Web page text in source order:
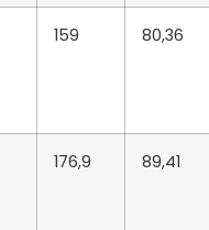
159 80,36
176,9 89,41